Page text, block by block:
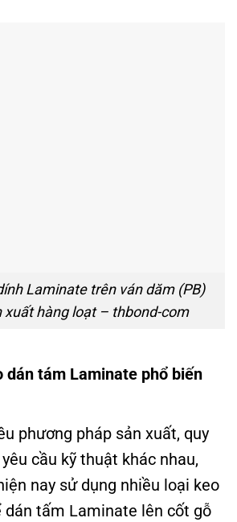
Laminate trên ván dăm (PB)
xuất hàng loạt – thbond-com
dán tám Laminate phổ biến
phương pháp sản xuất, quy
cầu kỹ thuật khác nhau,
nay sử dụng nhiều loại keo
dán tấm Laminate lên cốt gỗ